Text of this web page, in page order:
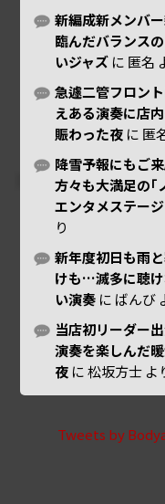
新編成新メンバ
臨んだバランス
いジャズ に 匿名
急遽二管フロン
えある演奏に店
賑わった夜 に 匿
降雪予報にもご
方々も大満足の｢
エンタメステージ
り
新年度初日も雨
けも…滅多に聴
い演奏 に ばんび
当店初リーダー
演奏を楽しんだ
夜 に松坂方士 よ
Tweets by